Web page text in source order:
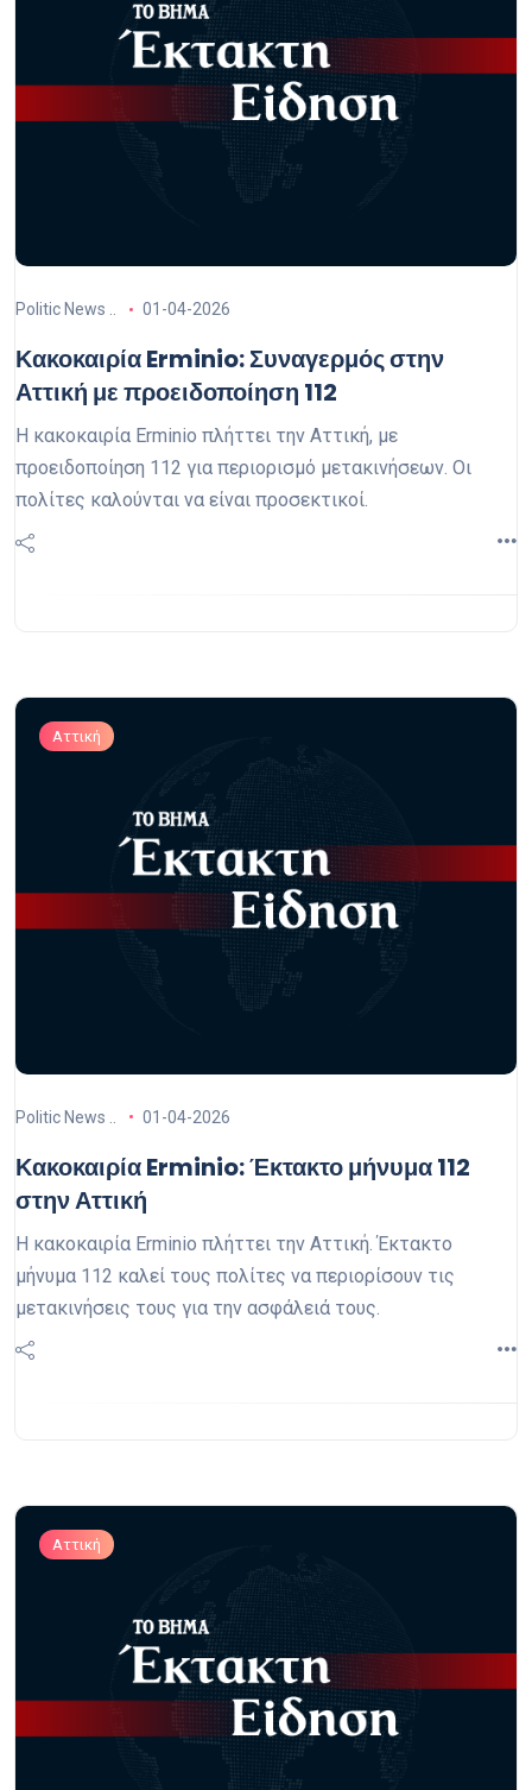
Politic News .. 01-04-2026
Κακοκαιρία Erminio: Συναγερμός στην
Αττική με προειδοποίηση 112
Η κακοκαιρία Erminio πλήττει την Αττική, με
προειδοποίηση 112 για περιορισμό μετακινήσεων. Οι
πολίτες καλούνται να είναι προσεκτικοί.
Αττική
Politic News .. 01-04-2026
Κακοκαιρία Erminio: Έκτακτο μήνυμα 112
στην Αττική
Η κακοκαιρία Erminio πλήττει την Αττική. Έκτακτο
μήνυμα 112 καλεί τους πολίτες να περιορίσουν τις
μετακινήσεις τους για την ασφάλειά τους.
Αττική